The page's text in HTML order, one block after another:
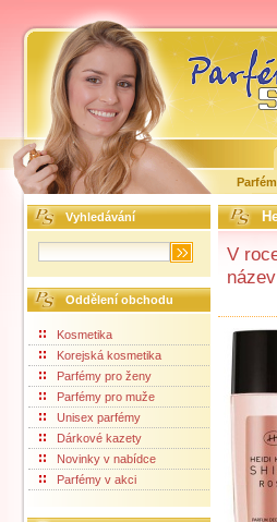
Vyhledávání
Oddělení obchodu
Kosmetika
Korejská kosmetika
Parfémy pro ženy
Parfémy pro muže
Unisex parfémy
Dárkové kazety
Novinky v nabídce
Parfémy v akci
V